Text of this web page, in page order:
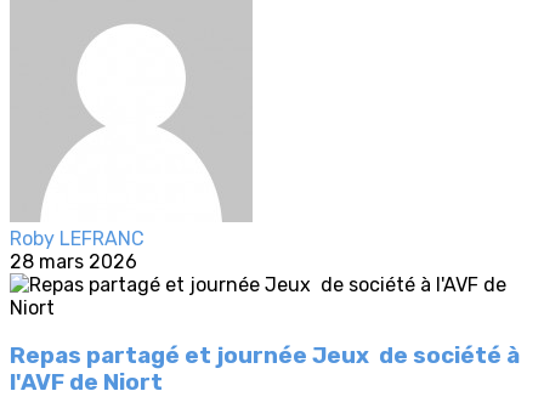
Roby LEFRANC
28 mars 2026
Repas partagé et journée Jeux de société à
l'AVF de Niort